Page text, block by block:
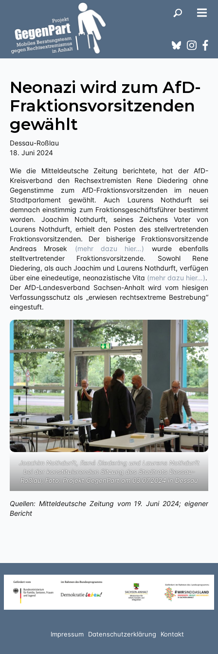
Neonazi wird zum AfD-
Fraktionsvorsitzenden
gewählt
Dessau-Roßlau
18. Juni 2024
Wie die Mitteldeutsche Zeitung berichtete, hat der AfD-
Kreisverband den Rechsextremisten Rene Diedering ohne
Gegenstimme zum AfD-Fraktionsvorsitzenden im neuen
Stadtparlament gewählt. Auch Laurens Nothdurft sei
demnach einstimmig zum Fraktionsgeschäftsführer bestimmt
worden. Joachim Nothdurft, seines Zeichens Vater von
Laurens Nothdurft, erhielt den Posten des stellvertretenden
Fraktionsvorsitzenden. Der bisherige Fraktionsvorsitzende
Andreas Mrosek (mehr dazu hier…) wurde ebenfalls
stelltvertretender Fraktionsvorsitzende. Sowohl Rene
Diedering, als auch Joachim und Laurens Nothdurft, verfügen
über eine einedeutige, neonazistische Vita (mehr dazu hier…).
Der AfD-Landesverband Sachsen-Anhalt wird vom hiesigen
Verfassungsschutz als „erwiesen rechtsextreme Bestrebung“
eingestuft.
Joachim Nothdurft, René Diedering und Laurens Nothdurft
bei der konstituierenden Sitzung des Stadtrats Dessau-
Roßlau; Foto: Projekt GegenPart am 03.07.2024 in Dessau
Quellen: Mitteldeutsche Zeitung vom 19. Juni 2024; eigener
Bericht
Impressum Datenschutzerklärung Kontakt